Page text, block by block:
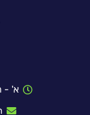
א' - ה': 8:00-19:00,